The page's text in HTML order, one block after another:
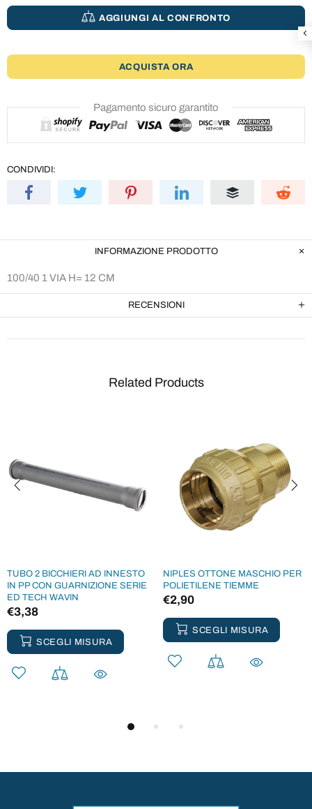
AGGIUNGI AL CONFRONTO
ACQUISTA ORA
Pagamento sicuro garantito
CONDIVIDI:
INFORMAZIONE PRODOTTO
100/40 1 VIA H= 12 CM
RECENSIONI
Related Products
TUBO 2 BICCHIERI AD INNESTO
IN PP CON GUARNIZIONE SERIE
ED TECH WAVIN
€3,38
SCEGLI MISURA
NIPLES OTTONE MASCHIO PER
POLIETILENE TIEMME
€2,90
SCEGLI MISURA